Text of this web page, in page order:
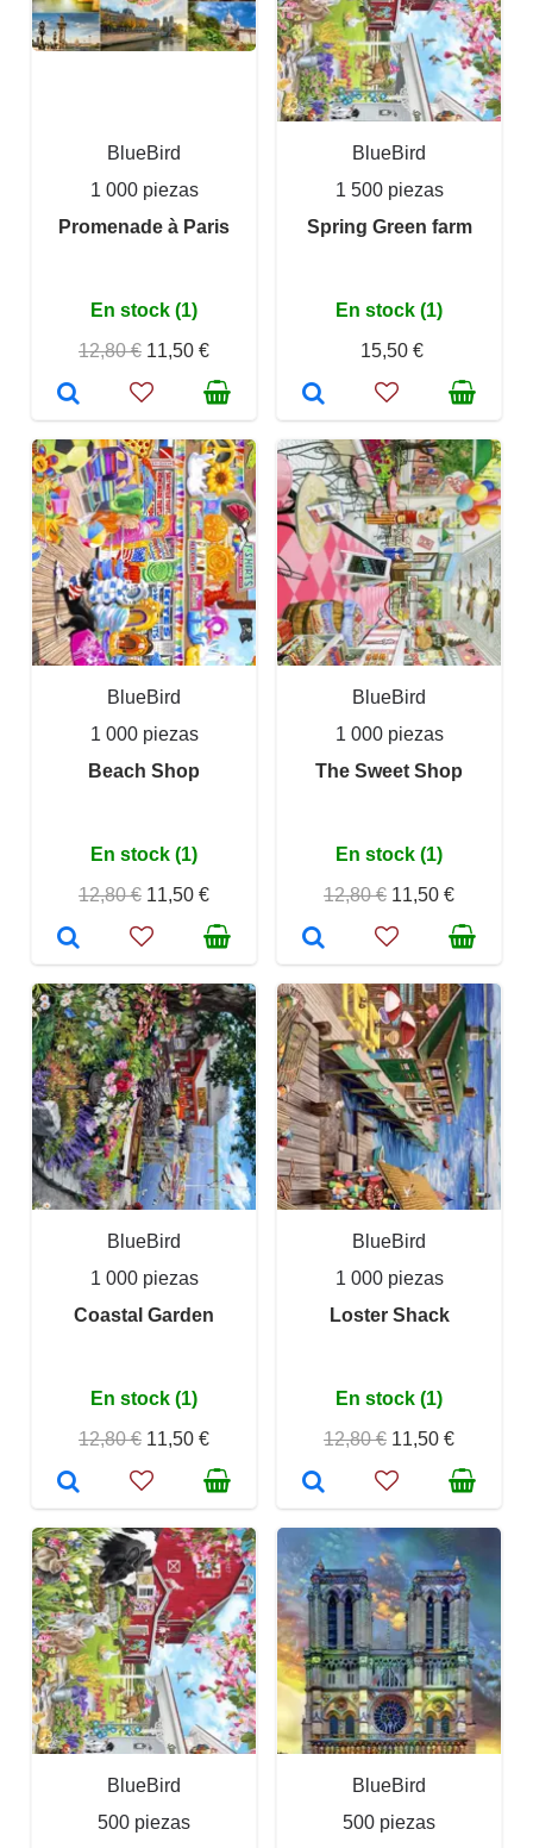
BlueBird
1 000 piezas
Promenade à Paris
En stock (1)
12,80 € 11,50 €
BlueBird
1 500 piezas
Spring Green farm
En stock (1)
15,50 €
BlueBird
1 000 piezas
Beach Shop
En stock (1)
12,80 € 11,50 €
BlueBird
1 000 piezas
The Sweet Shop
En stock (1)
12,80 € 11,50 €
BlueBird
1 000 piezas
Coastal Garden
En stock (1)
12,80 € 11,50 €
BlueBird
1 000 piezas
Loster Shack
En stock (1)
12,80 € 11,50 €
BlueBird
500 piezas
BlueBird
500 piezas